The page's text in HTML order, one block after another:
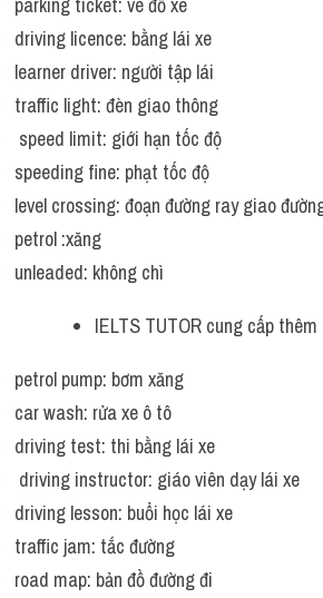
driving licence: bằng lái xe
learner driver: người tập lái
traffic light: đèn giao thông
speed limit: giới hạn tốc độ
speeding fine: phạt tốc độ
level crossing: đoạn đường ray giao
petrol :xăng
unleaded: không chì
IELTS TUTOR cung cấp
petrol pump: bơm xăng
car wash: rửa xe ô tô
driving test: thi bằng lái xe
driving instructor: giáo viên dạy lái xe
driving lesson: buổi học lái xe
traffic jam: tắc đường
road map: bản đồ đường đi